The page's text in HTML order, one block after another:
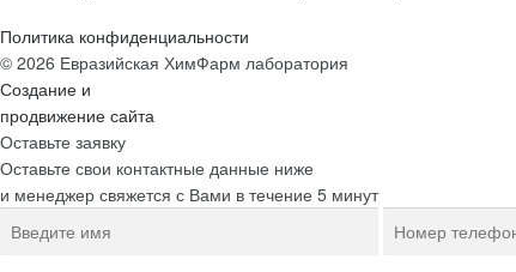
Политика конфиденциальности
© 2026 Евразийская ХимФарм лаборатория
Создание и
продвижение сайта
Оставьте заявку
Оставьте свои контактные данные ниже
и менеджер свяжется с Вами в течение 5 минут